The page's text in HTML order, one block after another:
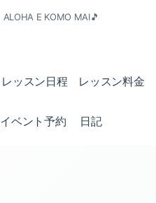
ALOHA E KOMO MAI🎵
レッスン日程 レッスン料金
イベント予約 日記